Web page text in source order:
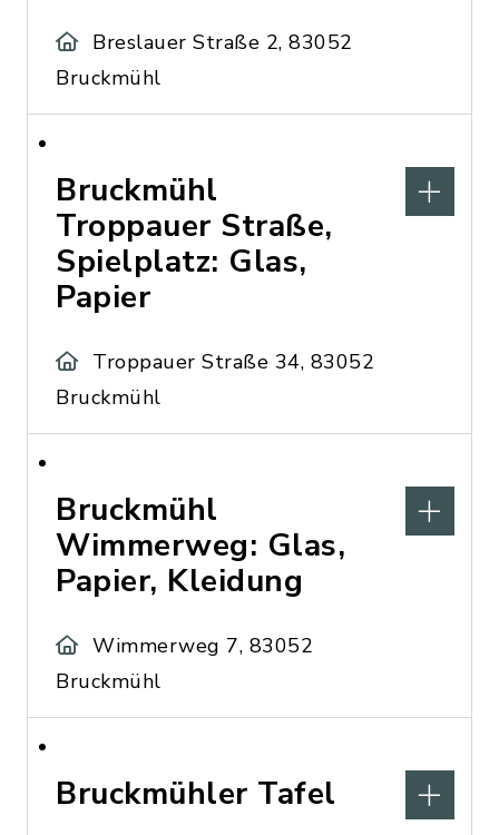
Breslauer Straße 2, 83052
Bruckmühl
Bruckmühl
Troppauer Straße,
Spielplatz: Glas,
Papier
Troppauer Straße 34, 83052
Bruckmühl
Bruckmühl
Wimmerweg: Glas,
Papier, Kleidung
Wimmerweg 7, 83052
Bruckmühl
Bruckmühler Tafel